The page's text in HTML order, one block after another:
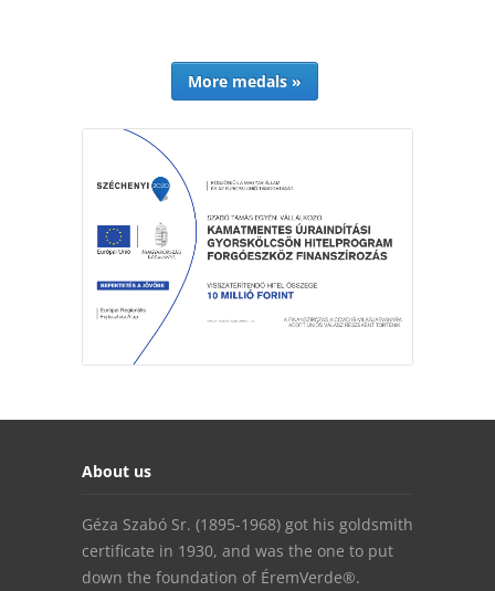
More medals »
About us
Géza Szabó Sr. (1895-1968) got his goldsmith
certificate in 1930, and was the one to put
down the foundation of ÉremVerde®.